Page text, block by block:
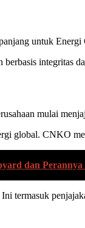
untuk Energi
integritas
mulai
global. CNKO
dan
termasuk